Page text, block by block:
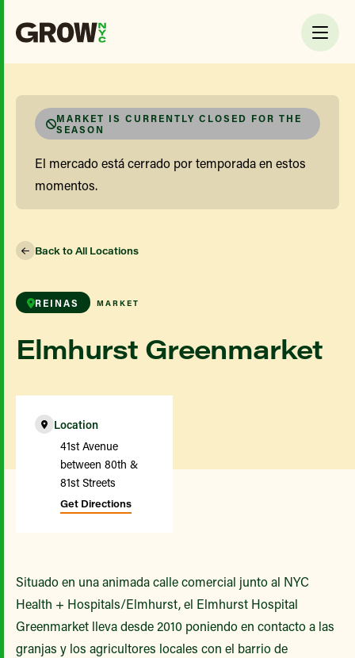
MARKET IS CURRENTLY CLOSED FOR THE
SEASON
El mercado está cerrado por temporada en estos
momentos.
Back to All Locations
REINAS MARKET
Elmhurst Greenmarket
Location
41st Avenue
between 80th &
81st Streets
Get Directions
Situado en una animada calle comercial junto al NYC
Health + Hospitals/Elmhurst, el Elmhurst Hospital
Greenmarket lleva desde 2010 poniendo en contacto a las
granjas y los agricultores locales con el barrio de